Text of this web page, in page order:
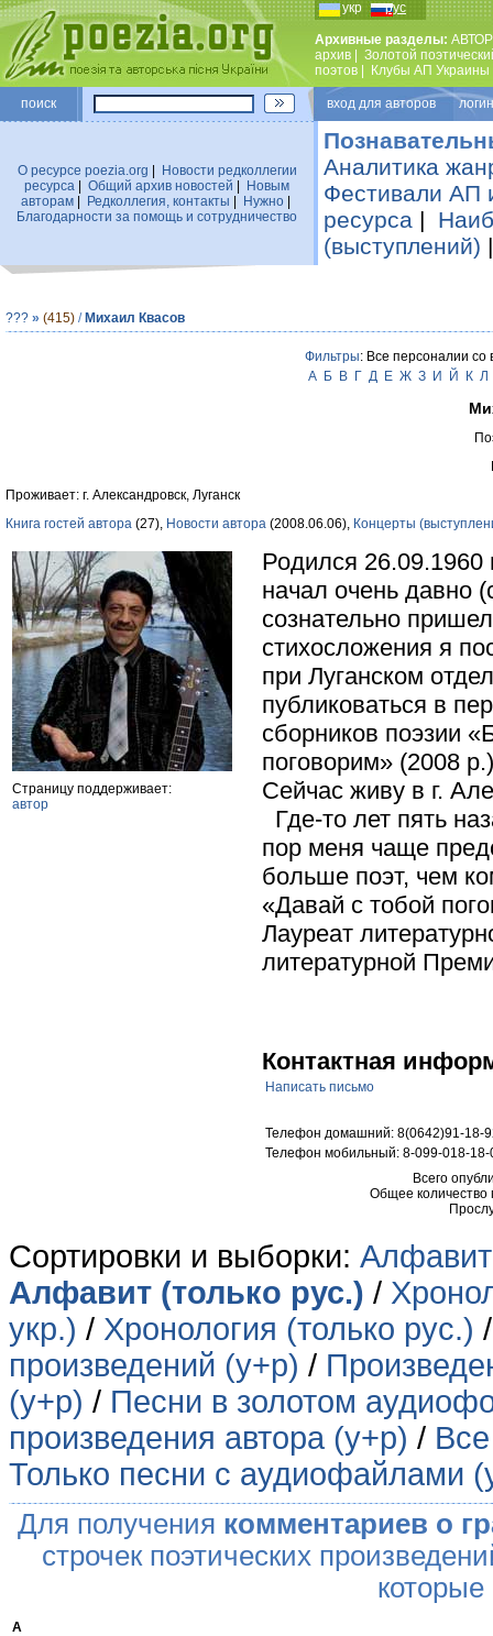
укр рус
Архивные разделы:
архив
Золотой
поэтов
Клубы АП Украины
поиск вход для авторов
О ресурсе poezia.org
Новости редколлегии
ресурса
Общий архив новостей
Новым
авторам| Редколлегия, контакты Нужно|
Благодарности за помощь и сотрудничество
Аналитика
Фестивали АП
ресурса |
(выступлений)
??? » (415) / Михаил Квасов
Фильтры: Все персоналии со
А
Б В Г Д Е Ж З И Й К Л
Проживает: г. Александровск, Луганск
Книга гостей автора (27), Новости автора (2008.06.06), Концерты
Страницу поддерживает:
автор
Родился 26.09.1960
начал очень давно
сознательно
стихосложения я
при Луганском
публиковаться в
сборников поэзии
поговорим» (2008
Сейчас живу в г.
Где-то лет пять
пор меня чаще
больше поэт, чем
«Давай с тобой
Лауреат
литературной
Контактная
Написать письмо
Телефон домашний: 8(0642)91-18-
Телефон мобильный: 8-099-018-18-
Всего
Общее количество
Сортировки и выборки:
Алфавит (только рус.) /
укр.) / Хронология (только рус.)
произведений (у+р) /
(у+р) / Песни в золотом
произведения автора (у+р) /
Только песни с аудиофайлами
Для получения комментариев о
строчек поэтических
А